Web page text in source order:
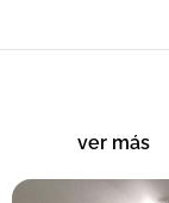
ver más